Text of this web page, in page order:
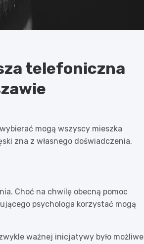
telefoniczna
mogą wszyscy mieszka
zna z własnego doświadczenia.
Choć na chwilę obecną pomoc
psychologa korzystać mogą
ważnej inicjatywy było możliwe